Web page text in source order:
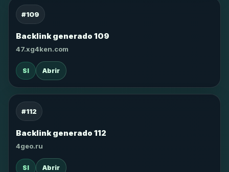
#109
Backlink generado 109
47.xg4ken.com
SI Abrir
#112
Backlink generado 112
4geo.ru
SI Abrir